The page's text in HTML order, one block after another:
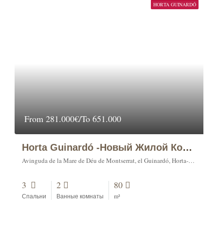
HORTA GUINARDÓ
From 281.000€/To 651.000
Horta Guinardó -Новый Жилой Комплекс
Avinguda de la Mare de Déu de Montserrat, el Guinardó, Horta-Guinardó, Barcelona, Barcelonès, Barcelona, Catalonia, 08001, Spain
3
Спальни
2
Ванные комнаты
80
m²